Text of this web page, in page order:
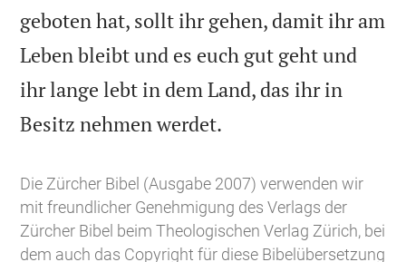
geboten hat, sollt ihr gehen, damit ihr am
Leben bleibt und es euch gut geht und
ihr lange lebt in dem Land, das ihr in
Besitz nehmen werdet.
Die Zürcher Bibel (Ausgabe 2007) verwenden wir
mit freundlicher Genehmigung des Verlags der
Zürcher Bibel beim Theologischen Verlag Zürich, bei
dem auch das Copyright für diese Bibelübersetzung